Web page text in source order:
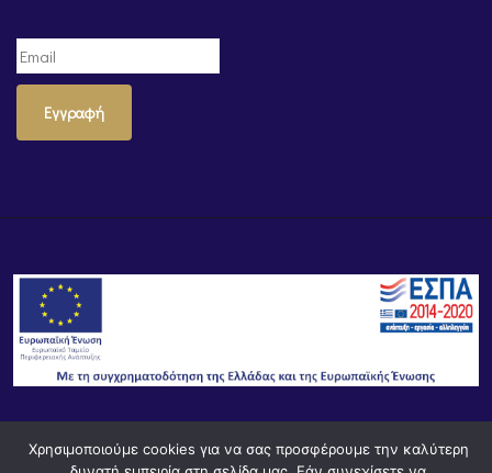
Εγγραφή
© Powered byKnowledge AE
Χρησιμοποιούμε cookies για να σας προσφέρουμε την καλύτερη